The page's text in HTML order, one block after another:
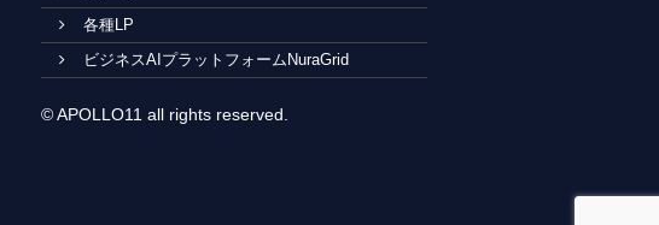
各種LP
ビジネスAIプラットフォームNuraGrid
© APOLLO11 all rights reserved.